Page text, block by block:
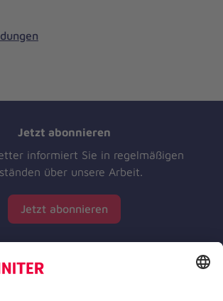
Jetzt abonnieren
informiert Sie in regelmäßigen
über unsere Arbeit.
Jetzt abonnieren
der Johanniter-Unfall-Hilfe e.V.